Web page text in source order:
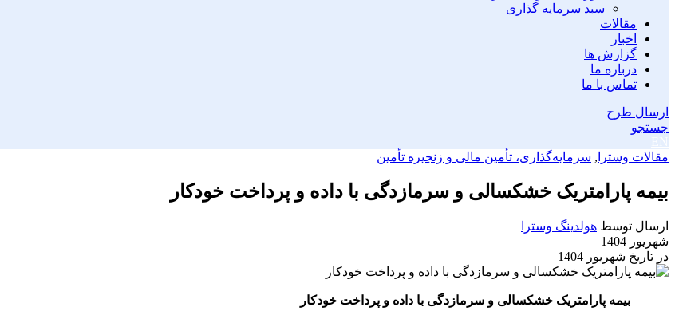
سبد سرمایه گذاری
مقالات
اخبار
گزارش ها
درباره ما
تماس با ما
ارسال طرح
جستجو
EN
مقالات وسترا , سرمایه‌گذاری، تأمین مالی و زنجیره تأمین
بیمه پارامتریک خشکسالی و سرمازدگی با داده و پرداخت خودکار
ارسال توسط هولدینگ وسترا
شهریور 1404
در تاریخ شهریور 1404
بیمه پارامتریک خشکسالی و سرمازدگی با داده و پرداخت خودکار